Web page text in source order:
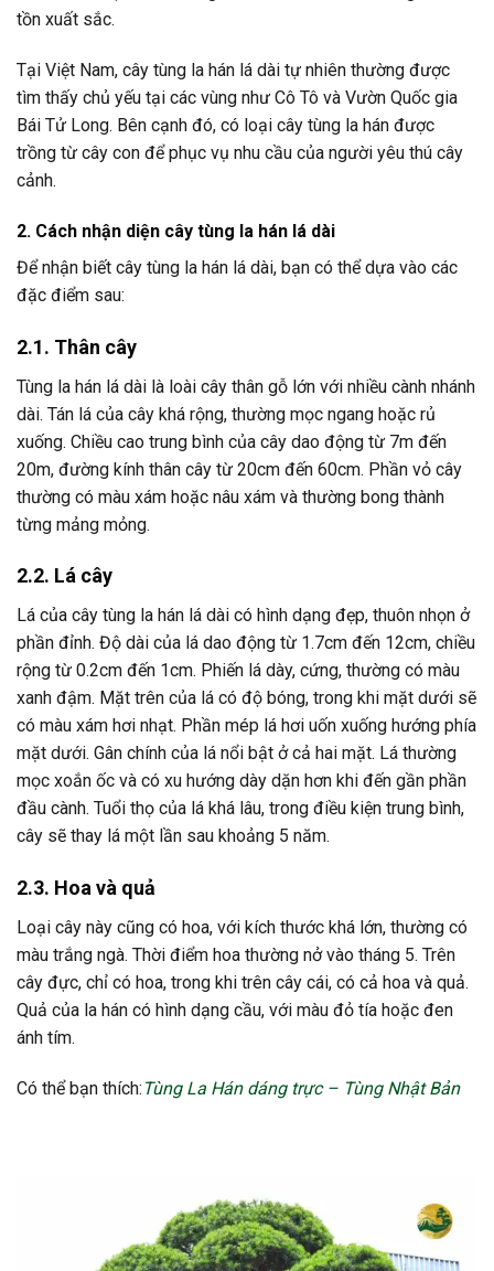
tồn xuất sắc.
Tại Việt Nam, cây tùng la hán lá dài tự nhiên thường được
tìm thấy chủ yếu tại các vùng như Cô Tô và Vườn Quốc gia
Bái Tử Long. Bên cạnh đó, có loại cây tùng la hán được
trồng từ cây con để phục vụ nhu cầu của người yêu thú cây
cảnh.
2. Cách nhận diện cây tùng la hán lá dài
Để nhận biết cây tùng la hán lá dài, bạn có thể dựa vào các
đặc điểm sau:
2.1. Thân cây
Tùng la hán lá dài là loài cây thân gỗ lớn với nhiều cành nhánh
dài. Tán lá của cây khá rộng, thường mọc ngang hoặc rủ
xuống. Chiều cao trung bình của cây dao động từ 7m đến
20m, đường kính thân cây từ 20cm đến 60cm. Phần vỏ cây
thường có màu xám hoặc nâu xám và thường bong thành
từng mảng mỏng.
2.2. Lá cây
Lá của cây tùng la hán lá dài có hình dạng đẹp, thuôn nhọn ở
phần đỉnh. Độ dài của lá dao động từ 1.7cm đến 12cm, chiều
rộng từ 0.2cm đến 1cm. Phiến lá dày, cứng, thường có màu
xanh đậm. Mặt trên của lá có độ bóng, trong khi mặt dưới sẽ
có màu xám hơi nhạt. Phần mép lá hơi uốn xuống hướng phía
mặt dưới. Gân chính của lá nổi bật ở cả hai mặt. Lá thường
mọc xoắn ốc và có xu hướng dày dặn hơn khi đến gần phần
đầu cành. Tuổi thọ của lá khá lâu, trong điều kiện trung bình,
cây sẽ thay lá một lần sau khoảng 5 năm.
2.3. Hoa và quả
Loại cây này cũng có hoa, với kích thước khá lớn, thường có
màu trắng ngà. Thời điểm hoa thường nở vào tháng 5. Trên
cây đực, chỉ có hoa, trong khi trên cây cái, có cả hoa và quả.
Quả của la hán có hình dạng cầu, với màu đỏ tía hoặc đen
ánh tím.
Có thể bạn thích: Tùng La Hán dáng trực – Tùng Nhật Bản